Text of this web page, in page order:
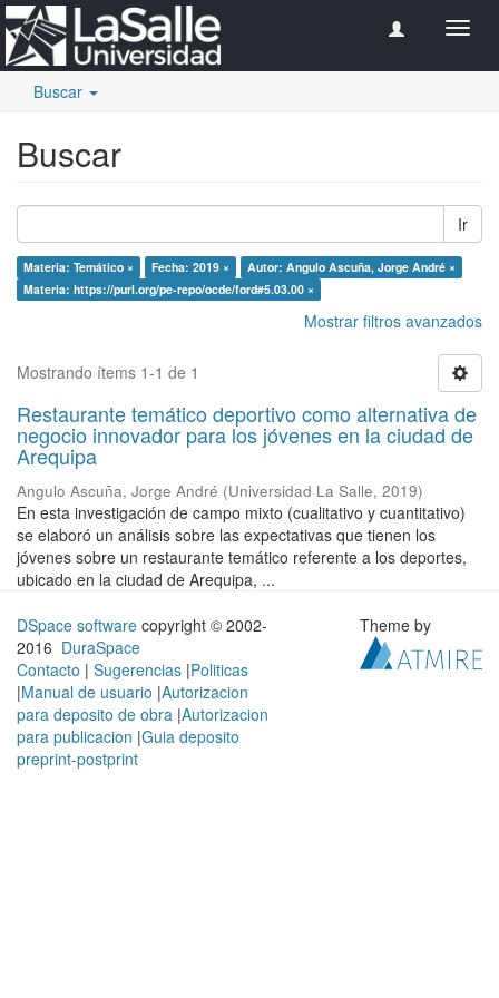
Buscar
Buscar
Ir
Materia: Temático × Fecha: 2019 ×
Autor: Angulo Ascuña, Jorge André ×
Materia: https://purl.org/pe-repo/ocde/ford#5.03.00 ×
Mostrar filtros avanzados
Mostrando ítems 1-1 de 1
Restaurante temático deportivo como alternativa de
negocio innovador para los jóvenes en la ciudad de
Arequipa
Angulo Ascuña, Jorge André (Universidad La Salle, 2019)
En esta investigación de campo mixto (cualitativo y cuantitativo)
se elaboró un análisis sobre las expectativas que tienen los
jóvenes sobre un restaurante temático referente a los deportes,
ubicado en la ciudad de Arequipa, ...
DSpace software copyright © 2002-
2016 DuraSpace
Contacto | Sugerencias |Politicas
|Manual de usuario |Autorizacion
para deposito de obra |Autorizacion
para publicacion |Guia deposito
preprint-postprint
Theme by